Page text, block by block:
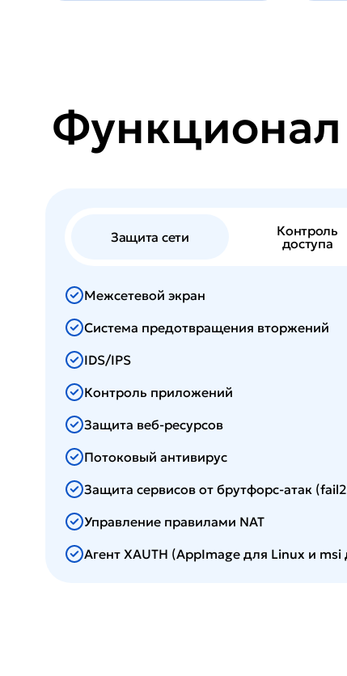
Защита сети
Контроль
доступа
Межсетевой экран
Система предотвращения вторжений
IDS/IPS
Контроль приложений
Защита веб-ресурсов
Потоковый антивирус
Защита сервисов от брутфорс-атак
Управление правилами NAT
Агент XAUTH (AppImage для Linux и